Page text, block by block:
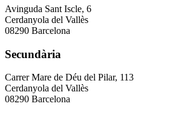
Avinguda Sant Iscle, 6
Cerdanyola del Vallès
08290 Barcelona
Secundària
Carrer Mare de Déu del Pilar, 113
Cerdanyola del Vallès
08290 Barcelona